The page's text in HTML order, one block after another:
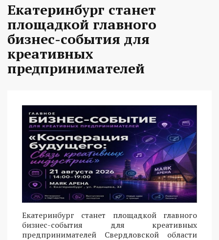
Екатеринбург станет
площадкой главного
бизнес-события для
креативных
предпринимателей
Екатеринбург станет площадкой главного
бизнес-события для креативных
предпринимателей Свердловской области